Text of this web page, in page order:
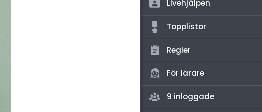
Livehjälpen
Topplistor
Regler
För lärare
9 inloggade